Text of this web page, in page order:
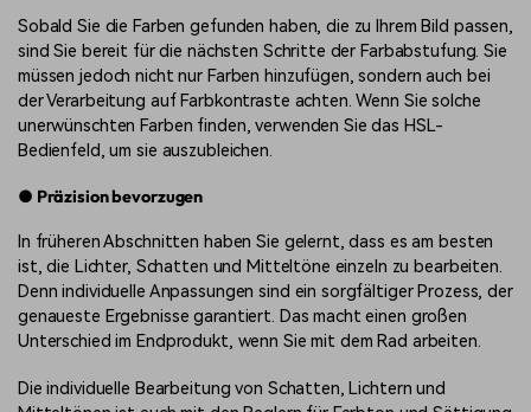
Sobald Sie die Farben gefunden haben, die zu Ihrem Bild passen,
sind Sie bereit für die nächsten Schritte der Farbabstufung. Sie
müssen jedoch nicht nur Farben hinzufügen, sondern auch bei
der Verarbeitung auf Farbkontraste achten. Wenn Sie solche
unerwünschten Farben finden, verwenden Sie das HSL-
Bedienfeld, um sie auszubleichen.
● Präzision bevorzugen
In früheren Abschnitten haben Sie gelernt, dass es am besten
ist, die Lichter, Schatten und Mitteltöne einzeln zu bearbeiten.
Denn individuelle Anpassungen sind ein sorgfältiger Prozess, der
genaueste Ergebnisse garantiert. Das macht einen großen
Unterschied im Endprodukt, wenn Sie mit dem Rad arbeiten.
Die individuelle Bearbeitung von Schatten, Lichtern und